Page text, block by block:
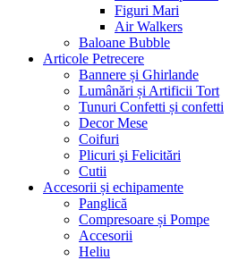
Figuri Mari
Air Walkers
Baloane Bubble
Articole Petrecere
Bannere și Ghirlande
Lumânări și Artificii Tort
Tunuri Confetti și confetti
Decor Mese
Coifuri
Plicuri şi Felicitări
Cutii
Accesorii și echipamente
Panglică
Compresoare și Pompe
Accesorii
Heliu